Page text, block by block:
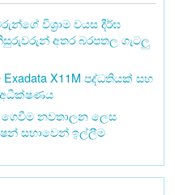
විශ්‍රාම වයස දීර්ඝ
අතර බරපතල ගැටලු
Exadata X11M පද්ධතියක් සහ
අධීක්ෂණය
නවතාලන ලෙස
සභාවෙන් ඉල්ලීම